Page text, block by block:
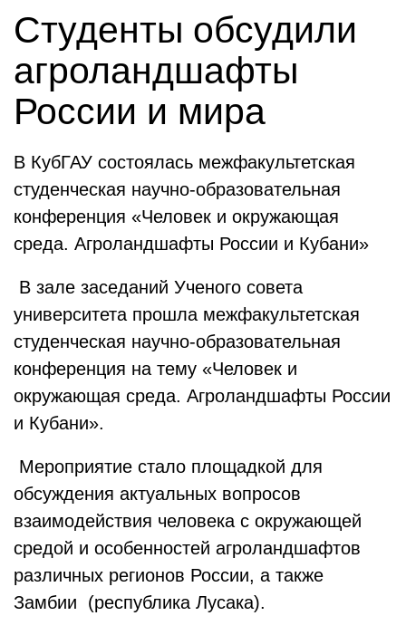
Студенты обсудили
агроландшафты
России и мира
В КубГАУ состоялась межфакультетская
студенческая научно-образовательная
конференция «Человек и окружающая
среда. Агроландшафты России и Кубани»
В зале заседаний Ученого совета
университета прошла межфакультетская
студенческая научно-образовательная
конференция на тему «Человек и
окружающая среда. Агроландшафты России
и Кубани».
Мероприятие стало площадкой для
обсуждения актуальных вопросов
взаимодействия человека с окружающей
средой и особенностей агроландшафтов
различных регионов России, а также
Замбии (республика Лусака).